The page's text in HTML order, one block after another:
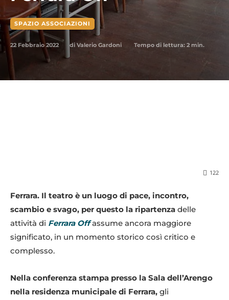
SPAZIO ASSOCIAZIONI
22 Febbraio 2022 di Valerio Gardoni Tempo di lettura: 2min.
122
Ferrara. Il teatro è un luogo di pace, incontro,
scambio e svago, per questo la ripartenza delle
attività di Ferrara Offassume ancora maggiore
significato, in un momento storico così critico e
complesso.
Nella conferenza stampa presso la Sala dell’Arengo
nella residenza municipale di Ferrara, gli